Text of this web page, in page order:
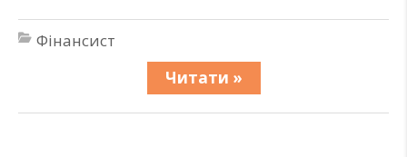
Фінансист
Читати »